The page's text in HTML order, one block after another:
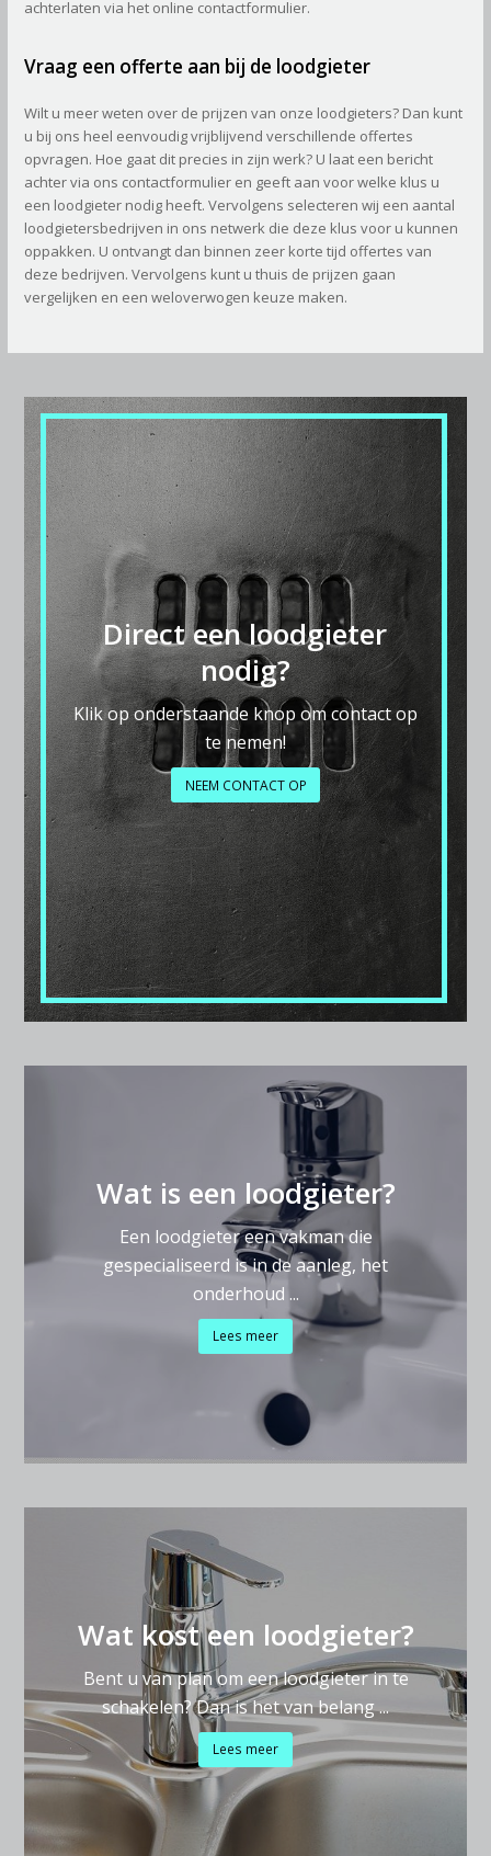
achterlaten via het online contactformulier.
Vraag een offerte aan bij de loodgieter
Wilt u meer weten over de prijzen van onze loodgieters? Dan kunt
u bij ons heel eenvoudig vrijblijvend verschillende offertes
opvragen. Hoe gaat dit precies in zijn werk? U laat een bericht
achter via ons contactformulier en geeft aan voor welke klus u
een loodgieter nodig heeft. Vervolgens selecteren wij een aantal
loodgietersbedrijven in ons netwerk die deze klus voor u kunnen
oppakken. U ontvangt dan binnen zeer korte tijd offertes van
deze bedrijven. Vervolgens kunt u thuis de prijzen gaan
vergelijken en een weloverwogen keuze maken.
Direct een loodgieter
nodig?
Klik op onderstaande knop om contact op
te nemen!
NEEM CONTACT OP
Wat is een loodgieter?
Een loodgieter een vakman die
gespecialiseerd is in de aanleg, het
onderhoud ...
Lees meer
Wat kost een loodgieter?
Bent u van plan om een loodgieter in te
schakelen? Dan is het van belang ...
Lees meer